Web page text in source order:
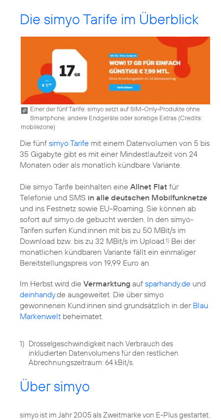
Die simyo Tarife im Überblick
Einer der fünf Tarife: simyo setzt auf SIM-Only-Produkte ohne
Smartphone, andere Endgeräte oder sonstige Extras (Credits:
mobilezone)
Die fünf simyo Tarife mit einem Datenvolumen von 5 bis
35 Gigabyte gibt es mit einer Mindestlaufzeit von 24
Monaten oder als monatlich kündbare Variante.
Die simyo Tarife beinhalten eine Allnet Flat für
Telefonie und SMS in alle deutschen Mobilfunknetze
und ins Festnetz sowie EU-Roaming. Sie können ab
sofort auf simyo.de gebucht werden. In den simyo-
Tarifen surfen Kund:innen mit bis zu 50 MBit/s im
Download bzw. bis zu 32 MBit/s im Upload. 1) Bei der
monatlichen kündbaren Variante fällt ein einmaliger
Bereitstellungspreis von 19,99 Euro an.
Im Herbst wird die Vermarktung auf sparhandy.de und
deinhandy.de ausgeweitet. Die über simyo
gewonnenen Kund:innen sind grundsätzlich in der Blau
Markenwelt beheimatet.
1) Drosselgeschwindigkeit nach Verbrauch des
inkludierten Datenvolumens für den restlichen
Abrechnungszeitraum: 64 kBit/s.
Über simyo
simyo ist im Jahr 2005 als Zweitmarke von E-Plus gestartet.